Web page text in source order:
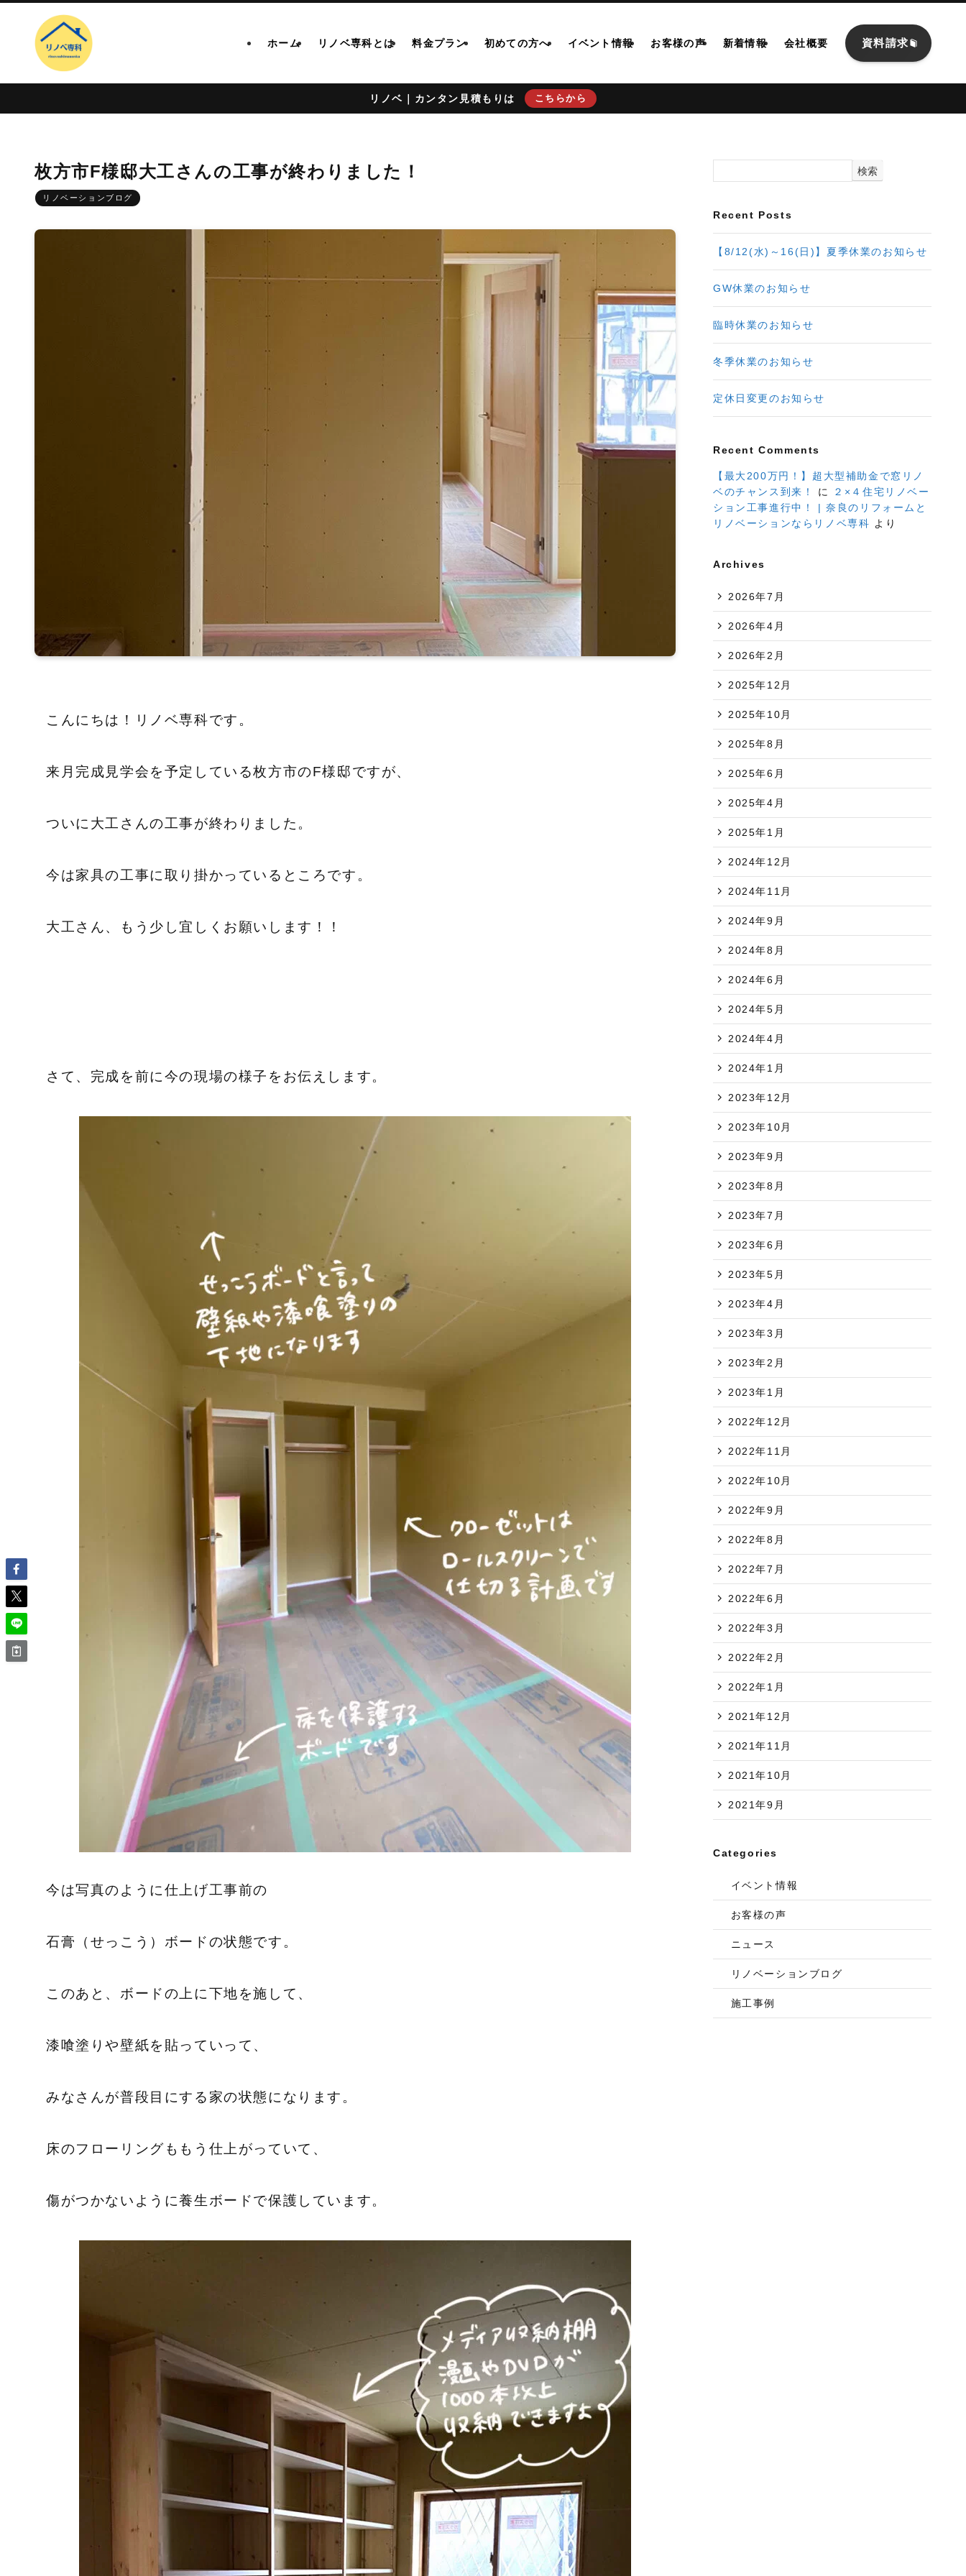
ホーム リノベ専科とは 料金プラン 初めての方へ イベント情報 お客様の声 新着情報 会社概要 資料請求
リノベ｜カンタン見積もりは こちらから
枚方市F様邸大工さんの工事が終わりました！
リノベーションブログ
こんにちは！リノベ専科です。
来月完成見学会を予定している枚方市のF様邸ですが、
ついに大工さんの工事が終わりました。
今は家具の工事に取り掛かっているところです。
大工さん、もう少し宜しくお願いします！！
さて、完成を前に今の現場の様子をお伝えします。
今は写真のように仕上げ工事前の
石膏（せっこう）ボードの状態です。
このあと、ボードの上に下地を施して、
漆喰塗りや壁紙を貼っていって、
みなさんが普段目にする家の状態になります。
床のフローリングももう仕上がっていて、
傷がつかないように養生ボードで保護しています。
検索
Recent Posts
【8/12(水)～16(日)】夏季休業のお知らせ
GW休業のお知らせ
臨時休業のお知らせ
冬季休業のお知らせ
定休日変更のお知らせ
Recent Comments
【最大200万円！】超大型補助金で窓リノ
ベのチャンス到来！
に
２×４住宅リノベー
ション工事進行中！ | 奈良のリフォームと
リノベーションならリノベ専科 より
Archives
2026年7月
2026年4月
2026年2月
2025年12月
2025年10月
2025年8月
2025年6月
2025年4月
2025年1月
2024年12月
2024年11月
2024年9月
2024年8月
2024年6月
2024年5月
2024年4月
2024年1月
2023年12月
2023年10月
2023年9月
2023年8月
2023年7月
2023年6月
2023年5月
2023年4月
2023年3月
2023年2月
2023年1月
2022年12月
2022年11月
2022年10月
2022年9月
2022年8月
2022年7月
2022年6月
2022年3月
2022年2月
2022年1月
2021年12月
2021年11月
2021年10月
2021年9月
Categories
イベント情報
お客様の声
ニュース
リノベーションブログ
施工事例